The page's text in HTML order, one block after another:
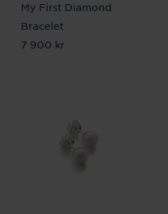
My First Diamond
Bracelet
Pris:7 900 kr
7 900 kr